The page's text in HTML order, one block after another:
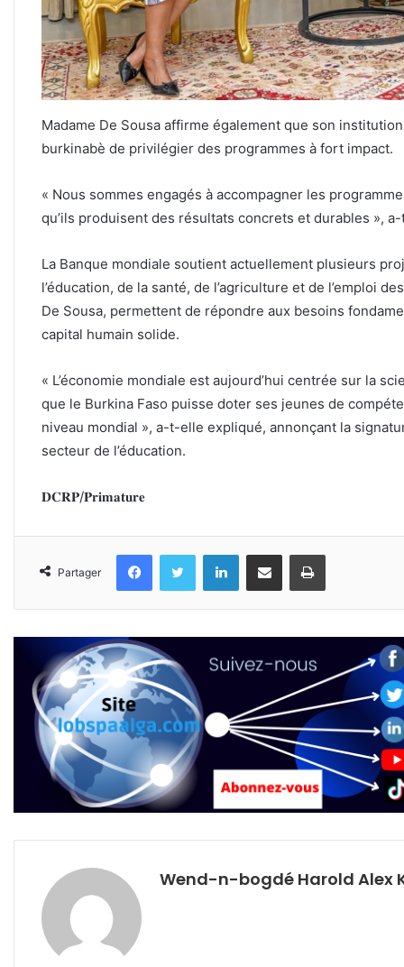
Madame De Sousa affirme également que son
burkinabè de privilégier des programmes à fort impact.
« Nous sommes engagés à accompagner les
qu’ils produisent des résultats concrets et durables »,
La Banque mondiale soutient actuellement plusieurs
l’éducation, de la santé, de l’agriculture et de l’emploi
De Sousa, permettent de répondre aux besoins
capital humain solide.
« L’économie mondiale est aujourd’hui centrée sur la
que le Burkina Faso puisse doter ses jeunes de
niveau mondial », a-t-elle expliqué, annonçant la
secteur de l’éducation.
𝐃𝐂𝐑𝐏/𝐏𝐫𝐢𝐦𝐚𝐭𝐮𝐫𝐞
Partager
FacebookTwitter LinkedinPartager par email Imprimer
Wend-n-bogdé Harold Alex